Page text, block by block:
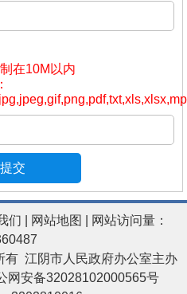
在10M以内
提交
们 网站地图
| 网站访问量：
有 江阴市人民政府办公室主办
网安备32028102000565号